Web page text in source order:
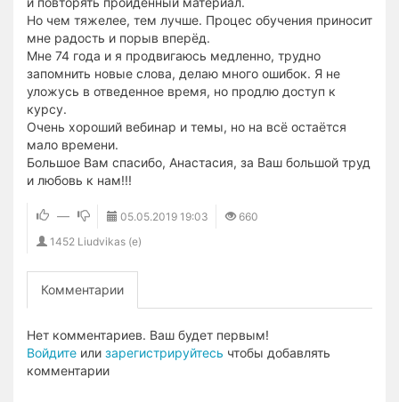
Но чем тяжелее, тем лучше. Процес обучения приносит
мне радость и порыв вперёд.
Мне 74 года и я продвигаюсь медленно, трудно
запомнить новые слова, делаю много ошибок. Я не
уложусь в отведенное время, но продлю доступ к
курсу.
Очень хороший вебинар и темы, но на всё остаётся
мало времени.
Большое Вам спасибо, Анастасия, за Ваш большой труд
и любовь к нам!!!
— 05.05.2019 19:03
660
1452 Liudvikas (e)
Комментарии
Нет комментариев. Ваш будет первым!
Войдите или зарегистрируйтесь чтобы добавлять
комментарии